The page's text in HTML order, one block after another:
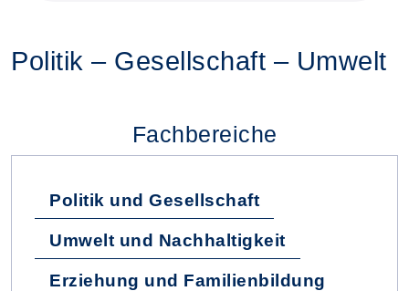
Politik – Gesellschaft – Umwelt
Fachbereiche
Politik und Gesellschaft
Umwelt und Nachhaltigkeit
Erziehung und Familienbildung